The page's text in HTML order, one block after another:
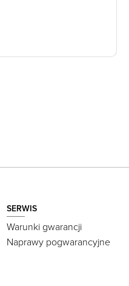
SERWIS
Warunki gwarancji
Naprawy pogwarancyjne